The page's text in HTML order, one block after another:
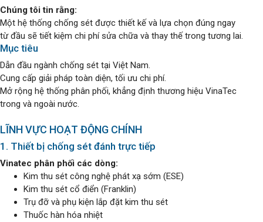
Chúng tôi tin rằng:
Một hệ thống chống sét được thiết kế và lựa chọn đúng ngay
từ đầu sẽ tiết kiệm chi phí sửa chữa và thay thế trong tương lai.
Mục tiêu
Dẫn đầu ngành chống sét tại Việt Nam.
Cung cấp giải pháp toàn diện, tối ưu chi phí.
Mở rộng hệ thống phân phối, khẳng định thương hiệu VinaTec
trong và ngoài nước.
LĨNH VỰC HOẠT ĐỘNG CHÍNH
1. Thiết bị chống sét đánh trực tiếp
Vinatec phân phối các dòng:
Kim thu sét công nghệ phát xạ sớm (ESE)
Kim thu sét cổ điển (Franklin)
Trụ đỡ và phụ kiện lắp đặt kim thu sét
Thuốc hàn hóa nhiệt